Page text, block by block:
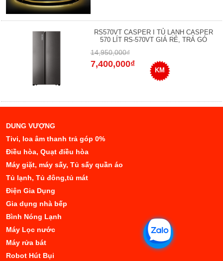
RS570VT CASPER I TỦ LẠNH CASPER
570 LÍT RS-570VT GIÁ RẺ, TRẢ GÓ
14,950,000₫
7,400,000₫
KM
DUNG VƯỢNG
Tivi, loa âm thanh trả góp 0%
Điều hòa, Quạt điều hòa
Máy giặt, máy sấy, Tủ sấy quần áo
Tủ lạnh, Tủ đông,tủ mát
Điện Gia Dụng
Gia dụng nhà bếp
Bình Nóng Lạnh
Máy Lọc nước
Máy rửa bát
Robot Hút Bụi